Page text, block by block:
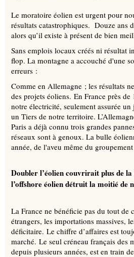
Le moratoire éolien est urgent pour
résultats catastrophiques. Douze ans
alors qu’il existe à présent de bien
Sans emplois locaux créés ni résultat
flop. La montagne a accouché d'une
erreurs :
Comme en Allemagne ; les résultats
des projets éoliens. En France près
notre électricité, seulement assurée
un Tiers de notre territoire.
Paris a déjà connu trois grandes
réseaux sont à genoux. La bulle
année, de l'aveu même du
Doubler l’éolien couvrirait plus de
l’offshore éolien détruit la moitié de
La France ne bénéficie pas du tout
étrangers, les importations massives,
déficitaire. Le chiffre d’affaires est
marché. Le seul créneau français des
depuis plusieurs années, est en train